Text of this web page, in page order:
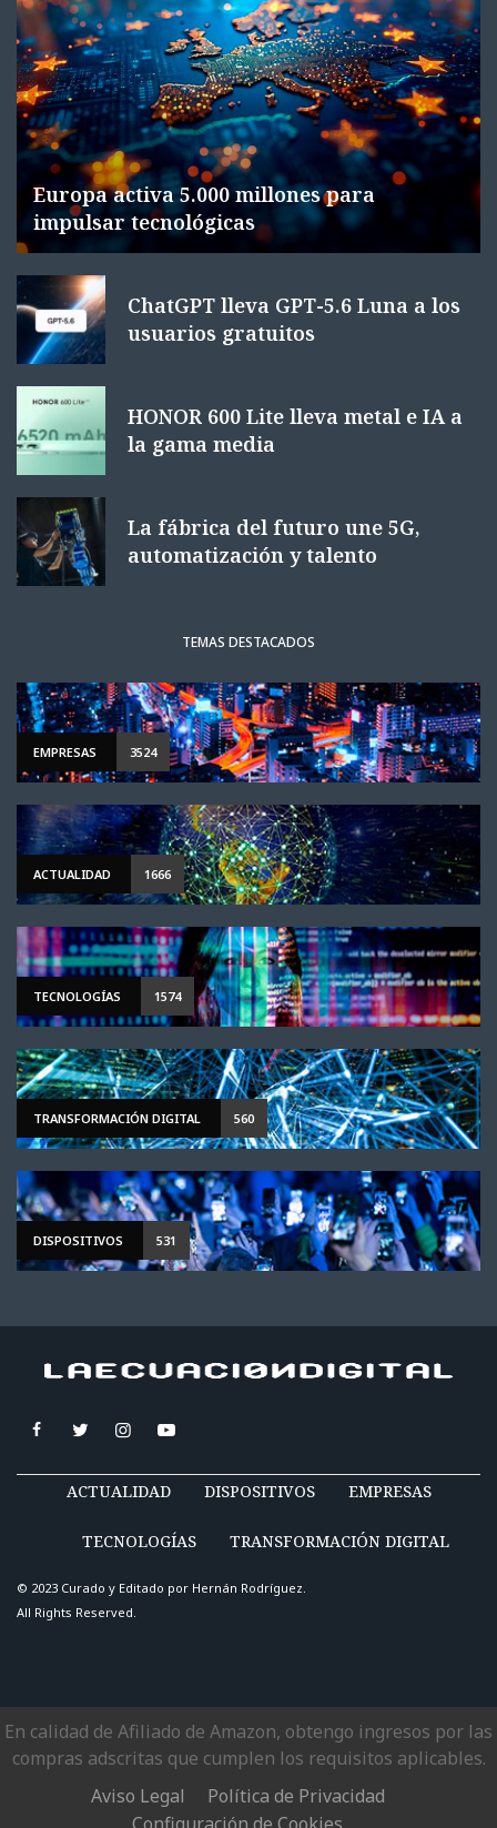
Europa activa 5.000 millones para
impulsar tecnológicas
ChatGPT lleva GPT-5.6 Luna a los
usuarios gratuitos
HONOR 600 Lite lleva metal e IA a
la gama media
La fábrica del futuro une 5G,
automatización y talento
TEMAS DESTACADOS
EMPRESAS 3524
ACTUALIDAD 1666
TECNOLOGÍAS 1574
TRANSFORMACIÓN DIGITAL 560
DISPOSITIVOS 531
ACTUALIDAD DISPOSITIVOS EMPRESAS
TECNOLOGÍAS TRANSFORMACIÓN DIGITAL
© 2023 Curado y Editado por Hernán Rodríguez.
All Rights Reserved.
En calidad de Afiliado de Amazon, obtengo ingresos por las
compras adscritas que cumplen los requisitos aplicables.
Aviso Legal
Política de Privacidad